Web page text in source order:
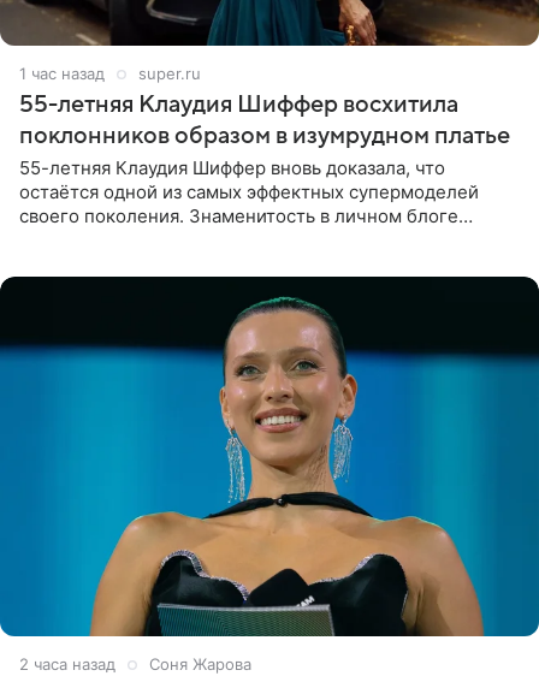
1 час назад super.ru
55-летняя Клаудия Шиффер восхитила
поклонников образом в изумрудном платье
55-летняя Клаудия Шиффер вновь доказала, что
остаётся одной из самых эффектных супермоделей
своего поколения. Знаменитость в личном блоге
2 часа назад Соня Жарова